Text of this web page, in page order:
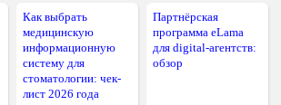
Как выбрать
медицинскую
информационную
систему для
стоматологии: чек-
лист 2026 года
Партнёрская
программа eLama
для digital-агентств:
обзор